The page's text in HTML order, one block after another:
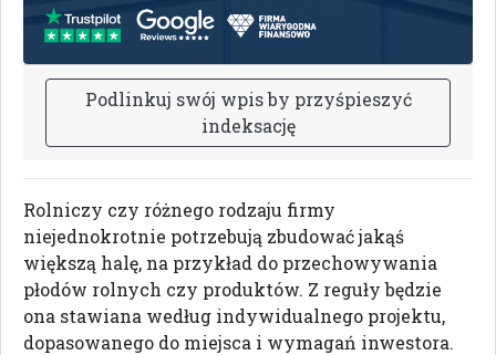
Podlinkuj swój wpisby przyśpieszyć
indeksację
Rolniczy czy różnego rodzaju firmy
niejednokrotnie potrzebują zbudować jakąś
większą halę, na przykład do przechowywania
płodów rolnych czy produktów. Z reguły będzie
ona stawiana według indywidualnego projektu,
dopasowanego do miejsca i wymagań inwestora.